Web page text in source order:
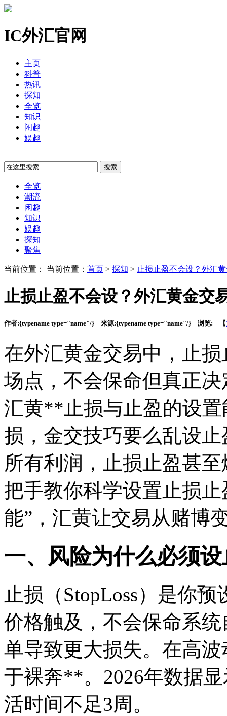
IC外汇官网
主页
科普
热讯
探知
全览
知识
闲趣
娱趣
全览
潮流
闲趣
知识
娱趣
探知
聚焦
当前位置： 当前位置： 首页 > 探知 > 止损止盈不会设？外汇
止损止盈不会设？外汇黄金交
作者:{typename type="name"/} 来源:{typename type="name"/} 浏览: 【
在外汇黄金交易中，止
场点，不会保命但真正
汇黄**止损与止盈的设
损，金交技巧要么乱设
所有利润，止损止盈甚
把手教你科学设置止损
能”，汇黄让交易从赌博
一、风险为什么必须
止损（StopLoss）是你
价格触及，不会保命系
单导致更大损失。在高
于裸奔**。2026年数据
活时间不足3周。